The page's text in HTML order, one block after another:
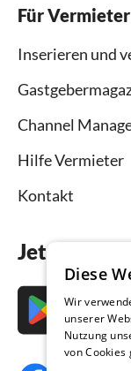
Für Vermieter
Inserieren und
Channel
Hilfe Vermieter
Kontakt
Jetzt die
Diese
Wir
unserer
Nutzung
von Cookies